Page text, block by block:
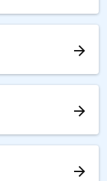
arrow_forward
arrow_forward
arrow_forward